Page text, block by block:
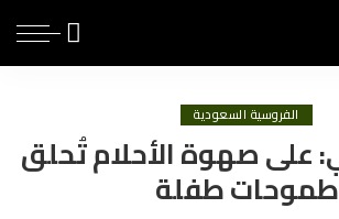
الفروسية السعودية
على صهوة الأحلام تُحلق
طموحات طفلة